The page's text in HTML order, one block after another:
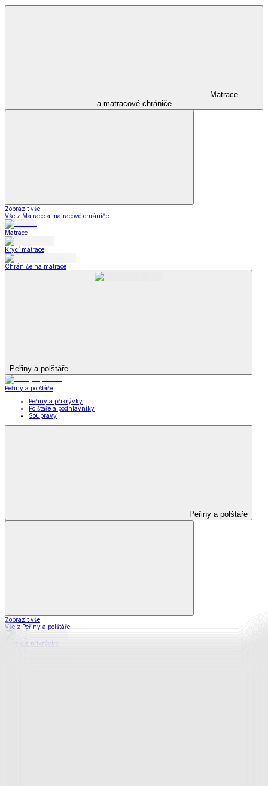
Matrace
a matracové chrániče
Zobrazit vše
Vše z Matrace a matracové chrániče
Matrace
Krycí matrace
Chrániče na matrace
Peřiny a polštáře
Peřiny a polštáře
Peřiny a přikrývky
Polštáře a podhlavníky
Soupravy
Peřiny a polštáře
Zobrazit vše
Vše z Peřiny a polštáře
Peřiny a přikrývky